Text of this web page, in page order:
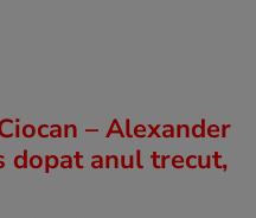
– Alexander
dopat anul trecut,